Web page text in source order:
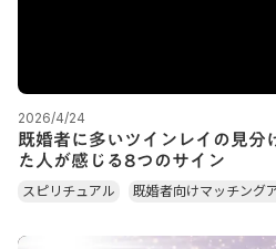
2026/4/24
既婚者に多いツインレイの見分
た人が感じる8つのサイン
スピリチュアル 既婚者向けマッチング